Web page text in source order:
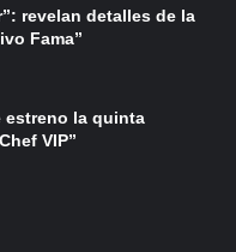
revelan detalles de la
Fama”
estreno la quinta
VIP”